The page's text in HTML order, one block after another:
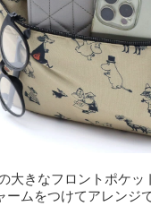
大きなフロントポケ
ムをつけてアレンジ